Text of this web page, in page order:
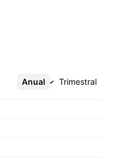
Anual Trimestral
Mais